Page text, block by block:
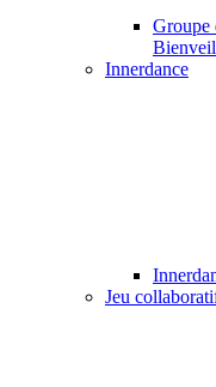
Groupe
Innerdance
Jeu